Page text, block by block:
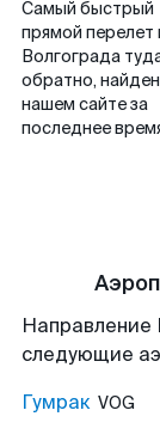
Самый быстрый
прямой перелет
Волгограда
обратно,
нашем сайте за
последнее
Направление
следующие
Гумрак VOG